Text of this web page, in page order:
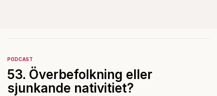
PODCAST
53. Överbefolkning eller
sjunkande nativitiet?